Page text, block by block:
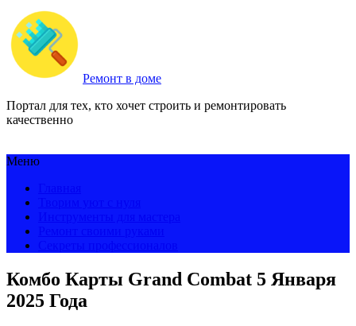
Ремонт в доме
Портал для тех, кто хочет строить и ремонтировать
качественно
Меню
Комбо Карты Grand Combat 5 Января
2025 Года